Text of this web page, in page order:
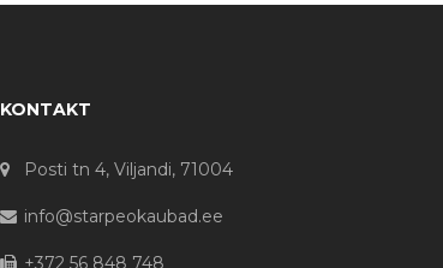
KONTAKT
Posti tn 4, Viljandi, 71004
info@starpeokaubad.ee
+372 56 848 748